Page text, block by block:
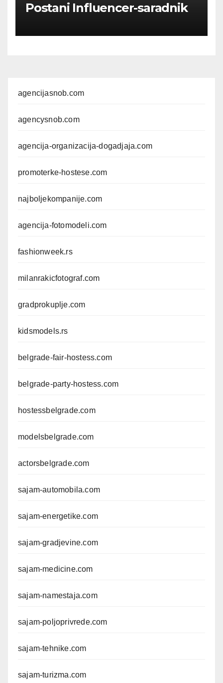
Postani Influencer-saradnik
agencijasnob.com
agencysnob.com
agencija-organizacija-dogadjaja.com
promoterke-hostese.com
najboljekompanije.com
agencija-fotomodeli.com
fashionweek.rs
milanrakicfotograf.com
gradprokuplje.com
kidsmodels.rs
belgrade-fair-hostess.com
belgrade-party-hostess.com
hostessbelgrade.com
modelsbelgrade.com
actorsbelgrade.com
sajam-automobila.com
sajam-energetike.com
sajam-gradjevine.com
sajam-medicine.com
sajam-namestaja.com
sajam-poljoprivrede.com
sajam-tehnike.com
sajam-turizma.com